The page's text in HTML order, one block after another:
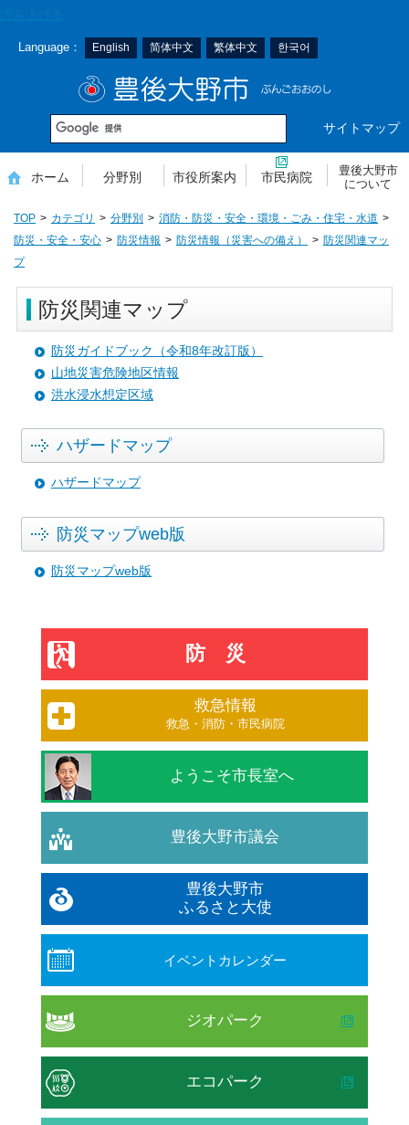
Language： English 简体中文 繁体中文 한국어
サイトマップ
ホーム 分野別 市役所案内 市民病院
豊後大野市
について
TOP カテゴリ 分野別
消防・防災・安全・環境・ごみ・住宅・水道
防災・安全・安心
防災情報 防災情報（災害への備え）
防災関連マッ
プ
防災関連マップ
防災ガイドブック（令和8年改訂版）
山地災害危険地区情報
洪水浸水想定区域
ハザードマップ
ハザードマップ
防災マップweb版
防災マップweb版
防災
救急情報
救急・消防・市民病院
ようこそ市長室へ
豊後大野市議会
豊後大野市
ふるさと大使
イベントカレンダー
ジオパーク
エコパーク